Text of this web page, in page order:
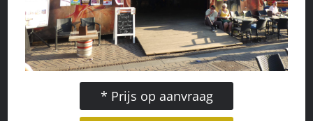
* Prijs op aanvraag